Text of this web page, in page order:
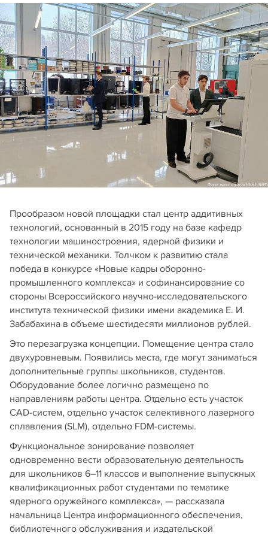
Прообразом новой площадки стал центр аддитивных
технологий, основанный в 2015 году на базе кафедр
технологии машиностроения, ядерной физики и
технической механики. Толчком к развитию стала
победа в конкурсе «Новые кадры оборонно-
промышленного комплекса» и софинансирование со
стороны Всероссийского научно-исследовательского
института технической физики имени академика Е. И.
Забабахина в объеме шестидесяти миллионов рублей.
Это перезагрузка концепции. Помещение центра стало
двухуровневым. Появились места, где могут заниматься
дополнительные группы школьников, студентов.
Оборудование более логично размещено по
направлениям работы центра. Отдельно есть участок
CAD-систем, отдельно участок селективного лазерного
сплавления (SLM), отдельно FDM-системы.
Функциональное зонирование позволяет
одновременно вести образовательную деятельность
для школьников 6–11 классов и выполнение выпускных
квалификационных работ студентами по тематике
ядерного оружейного комплекса», — рассказала
начальница Центра информационного обеспечения,
библиотечного обслуживания и издательской